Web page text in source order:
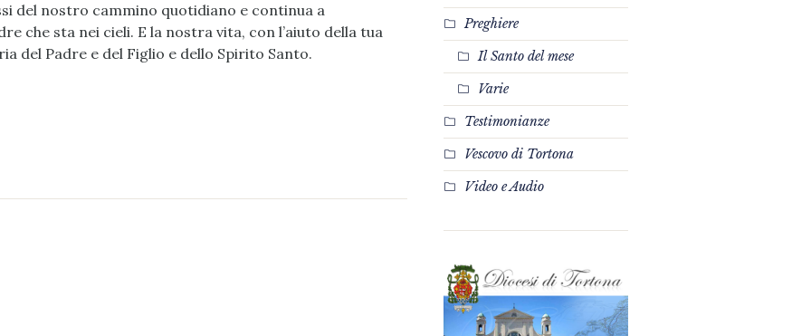
del nostro cammino quotidiano e continua a
che sta nei cieli. E la nostra vita, con l’aiuto della tua
del Padre e del Figlio e dello Spirito Santo.
Preghiere
Il Santo del mese
Varie
Testimonianze
Vescovo di Tortona
Video e Audio